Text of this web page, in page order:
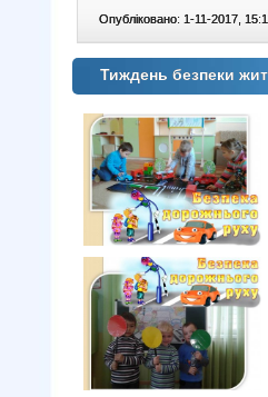
Опубліковано: 1-11-2017,
Тиждень безпеки